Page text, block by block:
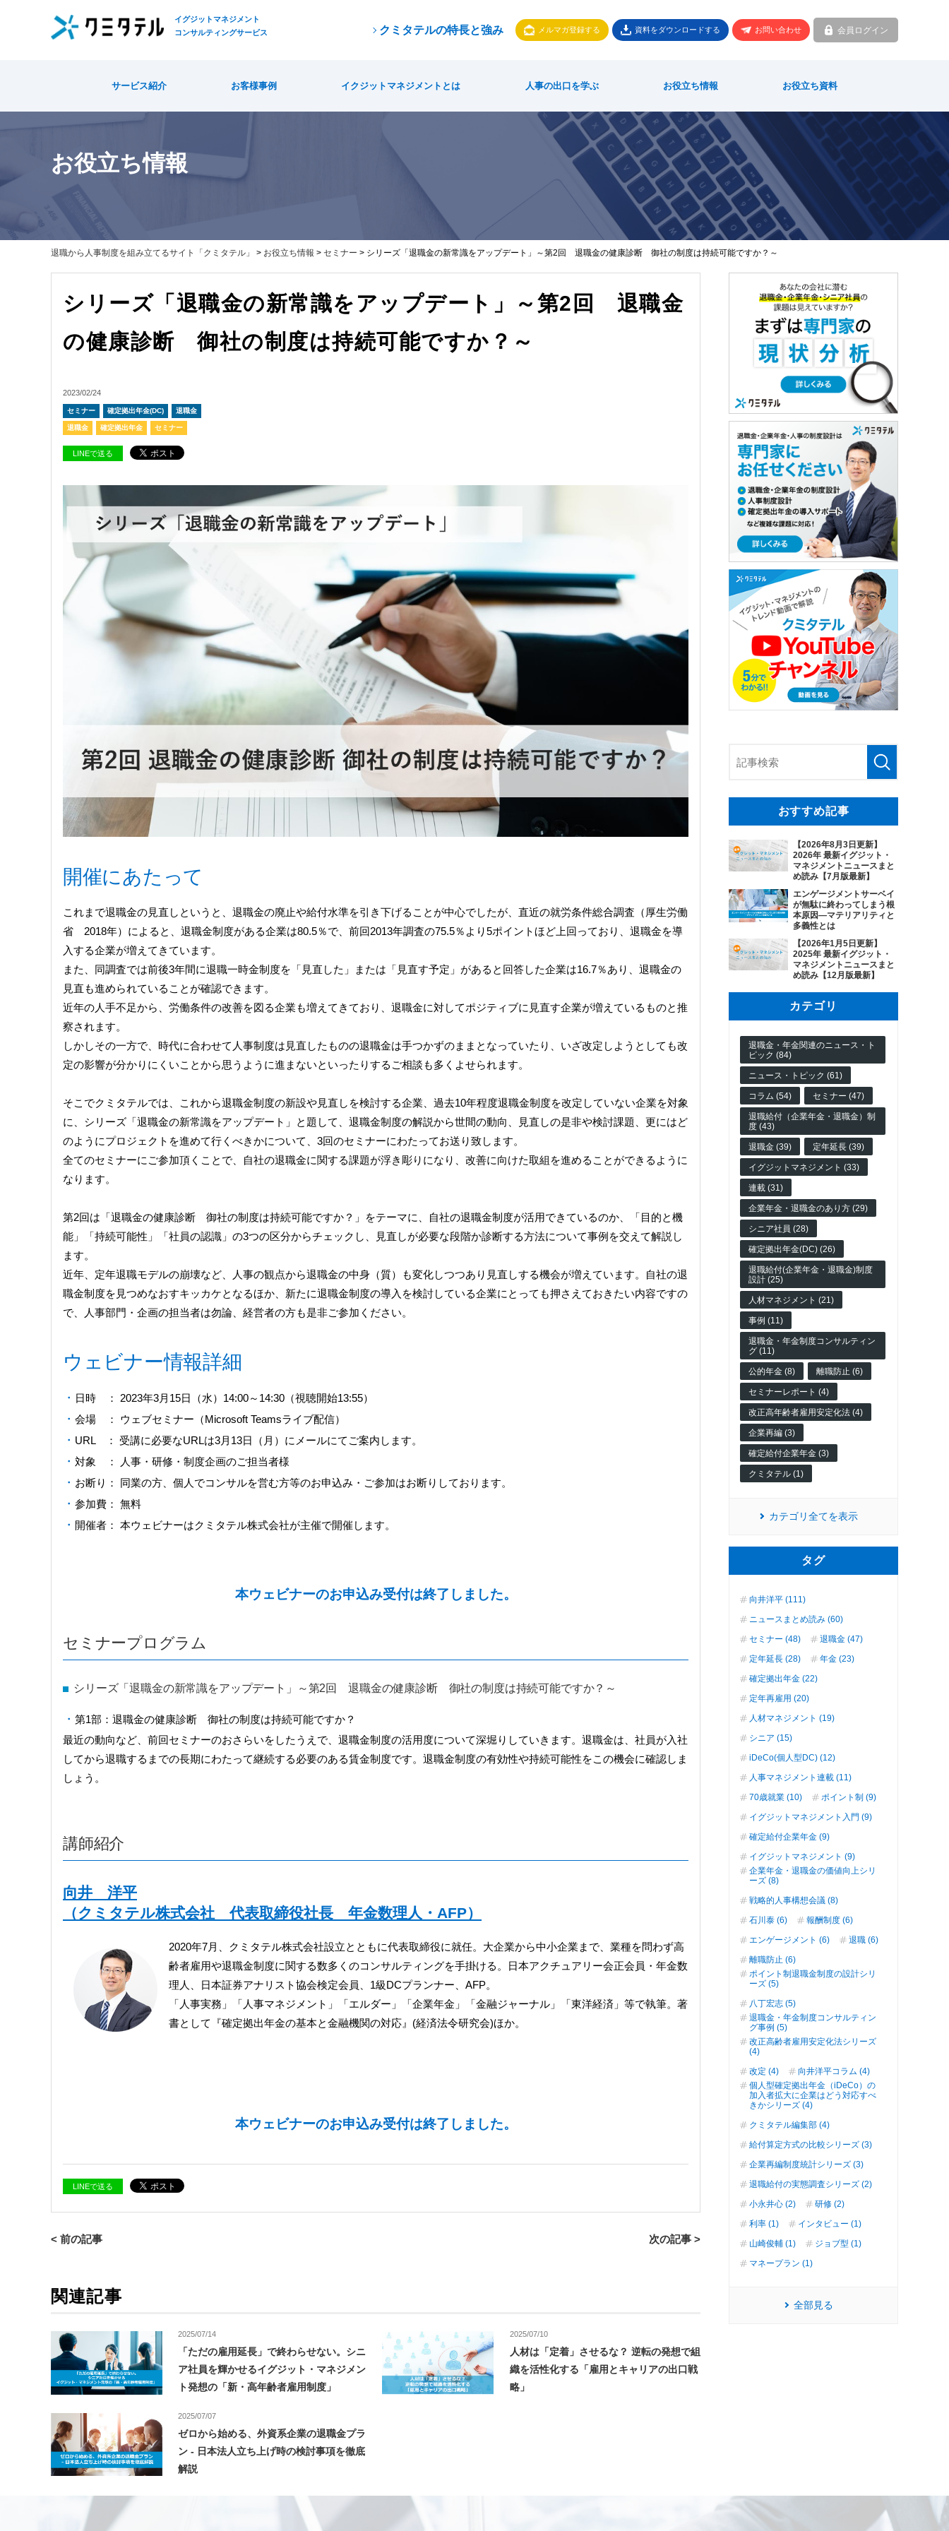
イグジットマネジメント
コンサルティングサービス
クミタテルの特長と強み メルマガ登録する 資料をダウンロードする お問い合わせ 会員ログイン
サービス紹介 お客様事例 イクジットマネジメントとは 人事の出口を学ぶ お役立ち情報 お役立ち資料
お役立ち情報
退職から人事制度を組み立てるサイト「クミタテル」 > お役立ち情報 > セミナー > シリーズ「退職金の新常識をアップデート」～第2回 退職金の健康診断 御社の制度は持続可能ですか？～
シリーズ「退職金の新常識をアップデート」～第2回 退職金
の健康診断 御社の制度は持続可能ですか？～
2023/02/24
セミナー 確定拠出年金(DC) 退職金
退職金 確定拠出年金 セミナー
LINEで送る
開催にあたって
これまで退職金の見直しというと、退職金の廃止や給付水準を引き下げることが中心でしたが、直近の就労条件総合調査（厚生労働
省 2018年）によると、退職金制度がある企業は80.5％で、前回2013年調査の75.5％より5ポイントほど上回っており、退職金を導
入する企業が増えてきています。
また、同調査では前後3年間に退職一時金制度を「見直した」または「見直す予定」があると回答した企業は16.7％あり、退職金の
見直も進められていることが確認できます。
近年の人手不足から、労働条件の改善を図る企業も増えてきており、退職金に対してポジティブに見直す企業が増えているものと推
察されます。
しかしその一方で、時代に合わせて人事制度は見直したものの退職金は手つかずのままとなっていたり、いざ改定しようとしても改
定の影響が分かりにくいことから思うように進まないといったりするご相談も多くよせられます。
そこでクミタテルでは、これから退職金制度の新設や見直しを検討する企業、過去10年程度退職金制度を改定していない企業を対象
に、シリーズ「退職金の新常識をアップデート」と題して、退職金制度の解説から世間の動向、見直しの是非や検討課題、更にはど
のようにプロジェクトを進めて行くべきかについて、3回のセミナーにわたってお送り致します。
全てのセミナーにご参加頂くことで、自社の退職金に関する課題が浮き彫りになり、改善に向けた取組を進めることができるように
なります。
第2回は「退職金の健康診断 御社の制度は持続可能ですか？」をテーマに、自社の退職金制度が活用できているのか、「目的と機
能」「持続可能性」「社員の認識」の3つの区分からチェックし、見直しが必要な段階か診断する方法について事例を交えて解説し
ます。
近年、定年退職モデルの崩壊など、人事の観点から退職金の中身（質）も変化しつつあり見直しする機会が増えています。自社の退
職金制度を見つめなおすキッカケとなるほか、新たに退職金制度の導入を検討している企業にとっても押さえておきたい内容ですの
で、人事部門・企画の担当者は勿論、経営者の方も是非ご参加ください。
ウェビナー情報詳細
日時 ： 2023年3月15日（水）14:00～14:30（視聴開始13:55）
会場 ： ウェブセミナー（Microsoft Teamsライブ配信）
URL ： 受講に必要なURLは3月13日（月）にメールにてご案内します。
対象 ： 人事・研修・制度企画のご担当者様
お断り： 同業の方、個人でコンサルを営む方等のお申込み・ご参加はお断りしております。
参加費： 無料
開催者： 本ウェビナーはクミタテル株式会社が主催で開催します。
本ウェビナーのお申込み受付は終了しました。
セミナープログラム
シリーズ「退職金の新常識をアップデート」～第2回 退職金の健康診断 御社の制度は持続可能ですか？～
第1部：退職金の健康診断 御社の制度は持続可能ですか？
最近の動向など、前回セミナーのおさらいをしたうえで、退職金制度の活用度について深堀りしていきます。退職金は、社員が入社
してから退職するまでの長期にわたって継続する必要のある賃金制度です。退職金制度の有効性や持続可能性をこの機会に確認しま
しょう。
講師紹介
向井 洋平
（クミタテル株式会社 代表取締役社長 年金数理人・AFP）
2020年7月、クミタテル株式会社設立とともに代表取締役に就任。大企業から中小企業まで、業種を問わず高
齢者雇用や退職金制度に関する数多くのコンサルティングを手掛ける。日本アクチュアリー会正会員・年金数
理人、日本証券アナリスト協会検定会員、1級DCプランナー、AFP。
「人事実務」「人事マネジメント」「エルダー」「企業年金」「金融ジャーナル」「東洋経済」等で執筆。著
書として『確定拠出年金の基本と金融機関の対応』(経済法令研究会)ほか。
本ウェビナーのお申込み受付は終了しました。
LINEで送る
< 前の記事 次の記事 >
関連記事
2025/07/14
「ただの雇用延長」で終わらせない。シニ
ア社員を輝かせるイグジット・マネジメン
ト発想の「新・高年齢者雇用制度」
2025/07/10
人材は「定着」させるな？ 逆転の発想で組
織を活性化する「雇用とキャリアの出口戦
略」
2025/07/07
ゼロから始める、外資系企業の退職金プラ
ン - 日本法人立ち上げ時の検討事項を徹底
解説
おすすめ記事
【2026年8月3日更新】
2026年 最新イグジット・
マネジメントニュースまと
め読み【7月版最新】
エンゲージメントサーベイ
が無駄に終わってしまう根
本原因―マテリアリティと
多義性とは
【2026年1月5日更新】
2025年 最新イグジット・
マネジメントニュースまと
め読み【12月版最新】
カテゴリ
退職金・年金関連のニュース・ト
ピック (84)
ニュース・トピック (61)
コラム (54) セミナー (47)
退職給付（企業年金・退職金）制
度 (43)
退職金 (39) 定年延長 (39)
イグジットマネジメント (33)
連載 (31)
企業年金・退職金のあり方 (29)
シニア社員 (28)
確定拠出年金(DC) (26)
退職給付(企業年金・退職金)制度
設計 (25)
人材マネジメント (21)
事例 (11)
退職金・年金制度コンサルティン
グ (11)
公的年金 (8) 離職防止 (6)
セミナーレポート (4)
改正高年齢者雇用安定化法 (4)
企業再編 (3)
確定給付企業年金 (3)
クミタテル (1)
カテゴリ全てを表示
タグ
向井洋平 (111)
ニュースまとめ読み (60)
セミナー (48)
退職金 (47)
定年延長 (28)
年金 (23)
確定拠出年金 (22)
定年再雇用 (20)
人材マネジメント (19)
シニア (15)
iDeCo(個人型DC) (12)
人事マネジメント連載 (11)
70歳就業 (10)
ポイント制 (9)
イグジットマネジメント入門 (9)
確定給付企業年金 (9)
イグジットマネジメント (9)
企業年金・退職金の価値向上シリ
ーズ (8)
戦略的人事構想会議 (8)
石川泰 (6)
報酬制度 (6)
エンゲージメント (6)
退職 (6)
離職防止 (6)
ポイント制退職金制度の設計シリ
ーズ (5)
八丁宏志 (5)
退職金・年金制度コンサルティン
グ事例 (5)
改正高齢者雇用安定化法シリーズ
(4)
改定 (4)
向井洋平コラム (4)
個人型確定拠出年金（iDeCo）の
加入者拡大に企業はどう対応すべ
きかシリーズ (4)
クミタテル編集部 (4)
給付算定方式の比較シリーズ (3)
企業再編制度統計シリーズ (3)
退職給付の実態調査シリーズ (2)
小永井心 (2)
研修 (2)
利率 (1)
インタビュー (1)
山崎俊輔 (1)
ジョブ型 (1)
マネープラン (1)
全部見る